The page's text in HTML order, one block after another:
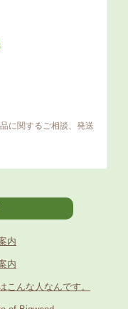
に関するご相談、発送
内
内
こんな人なんです。